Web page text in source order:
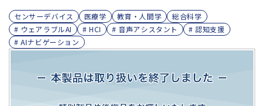
センサーデバイス 医療学 教育・人間学
総合科学
# ウェアラブルAI
# HCI # 音声アシスタント
# 認知支援
# AIナビゲーション